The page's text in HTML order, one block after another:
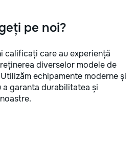
pe noi?
calificați care au experiență
diverselor modele de
echipamente moderne și
garanta durabilitatea și